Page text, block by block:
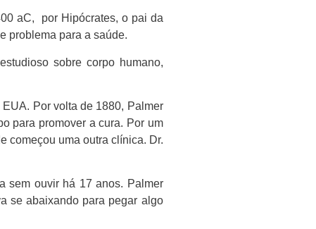
aC, por Hipócrates, o pai da
problema para a saúde.
sobre corpo humano,
Por volta de 1880, Palmer
para promover a cura. Por um
começou uma outra clínica. Dr.
sem ouvir há 17 anos. Palmer
se abaixando para pegar algo